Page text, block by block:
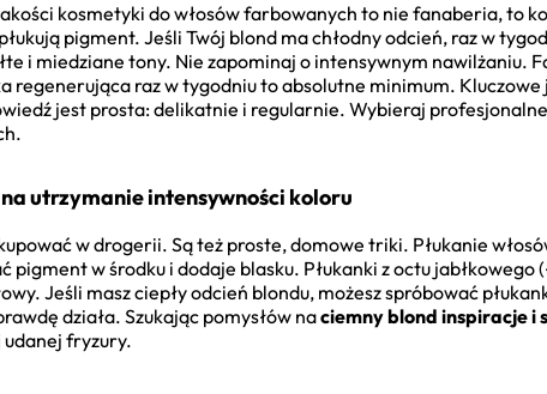
kosmetyki do włosów farbowanych to nie fanaberia, to
pigment. Jeśli Twój blond ma chłodny odcień, raz w
i miedziane tony. Nie zapominaj o intensywnym nawilżaniu.
regenerująca raz w tygodniu to absolutne minimum.
jest prosta: delikatnie i regularnie. Wybieraj
utrzymanie intensywności koloru
w drogerii. Są też proste, domowe triki. Płukanie
pigment w środku i dodaje blasku. Płukanki z octu
Jeśli masz ciepły odcień blondu, możesz spróbować
działa. Szukając pomysłów naciemny blond inspiracje i
fryzury.